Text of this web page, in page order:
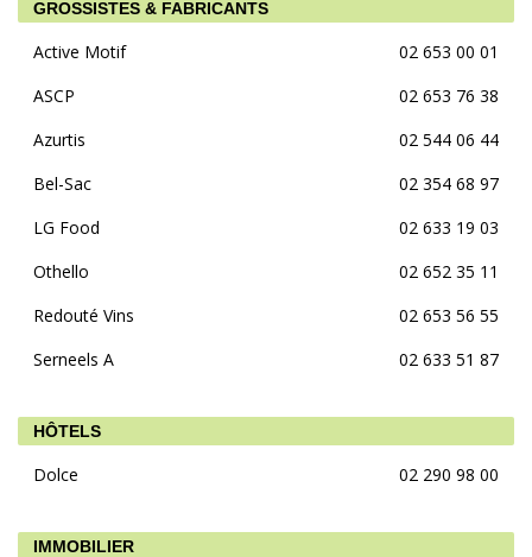
GROSSISTES & FABRICANTS
Active Motif
02 653 00 01
ASCP
02 653 76 38
Azurtis
02 544 06 44
Bel-Sac
02 354 68 97
LG Food
02 633 19 03
Othello
02 652 35 11
Redouté Vins
02 653 56 55
Serneels A
02 633 51 87
HÔTELS
Dolce 02 290 98 00
IMMOBILIER